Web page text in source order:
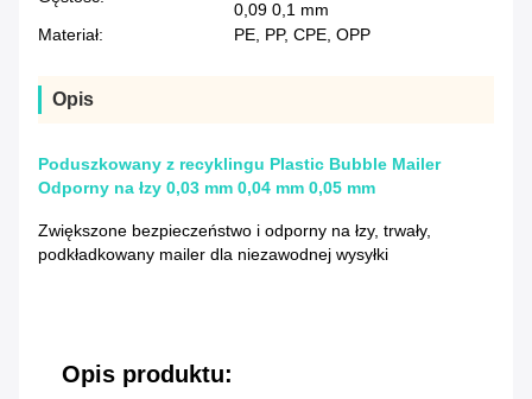
0,09 0,1 mm
Materiał:
PE, PP, CPE, OPP
Opis
Poduszkowany z recyklingu Plastic Bubble Mailer
Odporny na łzy 0,03 mm 0,04 mm 0,05 mm
Zwiększone bezpieczeństwo i odporny na łzy, trwały,
podkładkowany mailer dla niezawodnej wysyłki
Opis produktu: